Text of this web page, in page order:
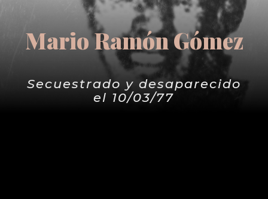
Mario Ramón Gómez
Secuestrado y desaparecido
el 10/03/77